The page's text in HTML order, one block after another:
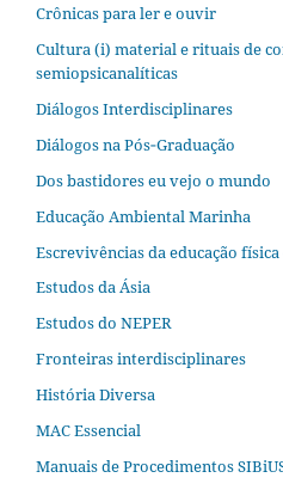
Crônicas para ler e ouvir
Cultura (i) material e rituais de
semiopsicanalíticas
Diálogos Interdisciplinares
Diálogos na Pós‐Graduação
Dos bastidores eu vejo o mundo
Educação Ambiental Marinha
Escrevivências da educação
Estudos da Ásia​
Estudos do NEPER
Fronteiras interdisciplinares
História Diversa
MAC Essencial
Manuais de Procedimentos